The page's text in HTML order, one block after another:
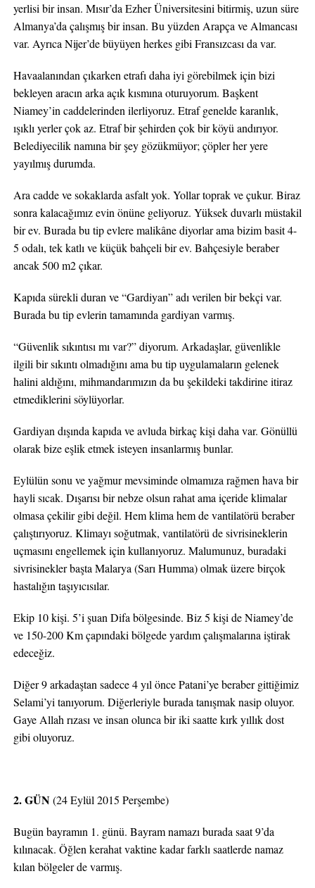
yerlisi bir insan. Mısır’da Ezher Üniversitesini bitirmiş, uzun süre
Almanya’da çalışmış bir insan. Bu yüzden Arapça ve Almancası
var. Ayrıca Nijer’de büyüyen herkes gibi Fransızcası da var.
Havaalanından çıkarken etrafı daha iyi görebilmek için bizi
bekleyen aracın arka açık kısmına oturuyorum. Başkent
Niamey’in caddelerinden ilerliyoruz. Etraf genelde karanlık,
ışıklı yerler çok az. Etraf bir şehirden çok bir köyü andırıyor.
Belediyecilik namına bir şey gözükmüyor; çöpler her yere
yayılmış durumda.
Ara cadde ve sokaklarda asfalt yok. Yollar toprak ve çukur. Biraz
sonra kalacağımız evin önüne geliyoruz. Yüksek duvarlı müstakil
bir ev. Burada bu tip evlere malikâne diyorlar ama bizim basit 4-
5 odalı, tek katlı ve küçük bahçeli bir ev. Bahçesiyle beraber
ancak 500 m2 çıkar.
Kapıda sürekli duran ve “Gardiyan” adı verilen bir bekçi var.
Burada bu tip evlerin tamamında gardiyan varmış.
“Güvenlik sıkıntısı mı var?” diyorum. Arkadaşlar, güvenlikle
ilgili bir sıkıntı olmadığını ama bu tip uygulamaların gelenek
halini aldığını, mihmandarımızın da bu şekildeki takdirine itiraz
etmediklerini söylüyorlar.
Gardiyan dışında kapıda ve avluda birkaç kişi daha var. Gönüllü
olarak bize eşlik etmek isteyen insanlarmış bunlar.
Eylülün sonu ve yağmur mevsiminde olmamıza rağmen hava bir
hayli sıcak. Dışarısı bir nebze olsun rahat ama içeride klimalar
olmasa çekilir gibi değil. Hem klima hem de vantilatörü beraber
çalıştırıyoruz. Klimayı soğutmak, vantilatörü de sivrisineklerin
uçmasını engellemek için kullanıyoruz. Malumunuz, buradaki
sivrisinekler başta Malarya (Sarı Humma) olmak üzere birçok
hastalığın taşıyıcısılar.
Ekip 10 kişi. 5’i şuan Difa bölgesinde. Biz 5 kişi de Niamey’de
ve 150-200 Km çapındaki bölgede yardım çalışmalarına iştirak
edeceğiz.
Diğer 9 arkadaştan sadece 4 yıl önce Patani’ye beraber gittiğimiz
Selami’yi tanıyorum. Diğerleriyle burada tanışmak nasip oluyor.
Gaye Allah rızası ve insan olunca bir iki saatte kırk yıllık dost
gibi oluyoruz.
2. GÜN(24 Eylül 2015 Perşembe)
Bugün bayramın 1. günü. Bayram namazı burada saat 9’da
kılınacak. Öğlen kerahat vaktine kadar farklı saatlerde namaz
kılan bölgeler de varmış.